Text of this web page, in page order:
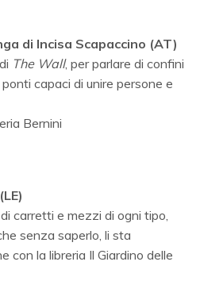
di Incisa Scapaccino (AT)
The Wall, per parlare di confini
capaci di unire persone e
Bernini
carretti e mezzi di ogni tipo,
senza saperlo, li sta
con la libreria Il Giardino delle